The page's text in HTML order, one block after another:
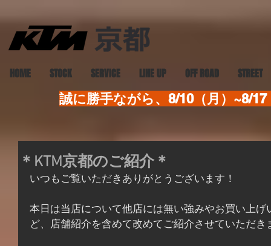
HOME STOCK SERVICE LINE UP OFF ROAD STREET
誠に勝手ながら、8/10（月）~8/
＊KTM京都のご紹介＊
いつもご覧いただきありがとうございます！
本日は当店について他店には無い強みやお買い上
ど、店舗紹介を含めて改めてご紹介させていただき